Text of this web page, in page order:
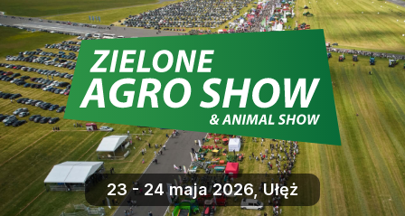
23 - 24 maja 2026, Ułęż